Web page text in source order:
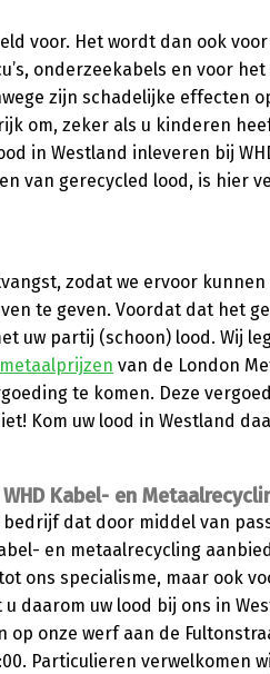
voor. Het wordt dan ook
onderzeekabels en voor
zijn schadelijke effecten
om, zeker als u kinderen
in Westland inleveren bij
van gerecycled lood, is hier
zodat we ervoor
te geven. Voordat dat het
uw partij (schoon) lood. Wij
metaalprijzen van de London
te komen. Deze
Kom uw lood in Westland
Kabel- en
dat door middel van
en metaalrecycling
ons specialisme, maar ook
daarom uw lood bij ons in
onze werf aan de
Particulieren verwelkomen